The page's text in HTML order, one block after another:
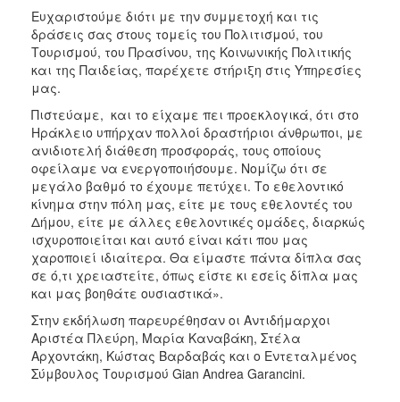
Ευχαριστούμε διότι με την συμμετοχή και τις
δράσεις σας στους τομείς του Πολιτισμού, του
Τουρισμού, του Πρασίνου, της Κοινωνικής Πολιτικής
και της Παιδείας, παρέχετε στήριξη στις Υπηρεσίες
μας.
Πιστεύαμε, και το είχαμε πει προεκλογικά, ότι στο
Ηράκλειο υπήρχαν πολλοί δραστήριοι άνθρωποι, με
ανιδιοτελή διάθεση προσφοράς, τους οποίους
οφείλαμε να ενεργοποιήσουμε. Νομίζω ότι σε
μεγάλο βαθμό το έχουμε πετύχει. Το εθελοντικό
κίνημα στην πόλη μας, είτε με τους εθελοντές του
Δήμου, είτε με άλλες εθελοντικές ομάδες, διαρκώς
ισχυροποιείται και αυτό είναι κάτι που μας
χαροποιεί ιδιαίτερα. Θα είμαστε πάντα δίπλα σας
σε ό,τι χρειαστείτε, όπως είστε κι εσείς δίπλα μας
και μας βοηθάτε ουσιαστικά».
Στην εκδήλωση παρευρέθησαν οι Αντιδήμαρχοι
Αριστέα Πλεύρη, Μαρία Καναβάκη, Στέλα
Αρχοντάκη, Κώστας Βαρδαβάς και ο Εντεταλμένος
Σύμβουλος Τουρισμού Gian Andrea Garancini.